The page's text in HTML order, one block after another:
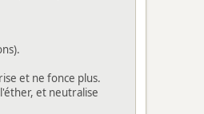
et ne fonce plus.
et neutralise